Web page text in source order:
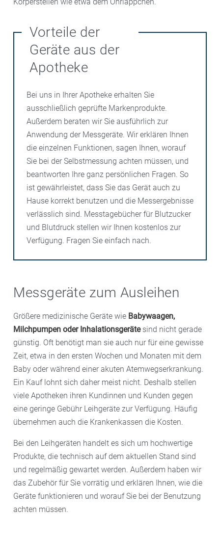
Vorteile der
Geräte aus der
Apotheke
Bei uns in Ihrer Apotheke erhalten Sie
ausschließlich geprüfte Markenprodukte.
Außerdem beraten wir Sie ausführlich zur
Anwendung der Messgeräte. Wir erklären Ihnen
die einzelnen Funktionen, sagen Ihnen, worauf
Sie bei der Selbstmessung achten müssen, und
beantworten Ihre ganz persönlichen Fragen. So
ist gewährleistet, dass Sie das Gerät auch zu
Hause korrekt benutzen und die Messergebnisse
verlässlich sind. Messtagebücher für Blutzucker
und Blutdruck stellen wir Ihnen kostenlos zur
Verfügung. Fragen Sie einfach nach.
Messgeräte zum Ausleihen
Größere medizinische Geräte wie Babywaagen,
Milchpumpen oder Inhalationsgerätesind nicht gerade
günstig. Oft benötigt man sie auch nur für eine gewisse
Zeit, etwa in den ersten Wochen und Monaten mit dem
Baby oder während einer akuten Atemwegserkrankung.
Ein Kauf lohnt sich daher meist nicht. Deshalb stellen
viele Apotheken ihren Kundinnen und Kunden gegen
eine geringe Gebühr Leihgeräte zur Verfügung. Häufig
übernehmen auch die Krankenkassen die Kosten.
Bei den Leihgeräten handelt es sich um hochwertige
Produkte, die technisch auf dem aktuellen Stand sind
und regelmäßig gewartet werden. Außerdem haben wir
das Zubehör für Sie vorrätig und erklären Ihnen, wie die
Geräte funktionieren und worauf Sie bei der Benutzung
achten müssen.